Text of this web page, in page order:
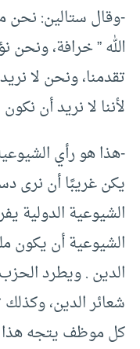
-وقال ستالين: نحن
الله ” خرافة، ونحن
تقدمنا، ونحن لا
لأننا لا نريد أن
-هذا هو رأي
يكن غريبًا أن نرى
الشيوعية
الشيوعية أن يكون
الدين . ويطرد
شعائر الدين،
كل موظف يتجه هذا